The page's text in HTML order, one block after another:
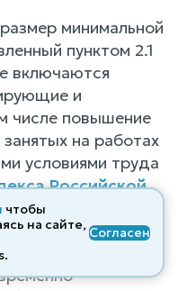
минимальной
пунктом 2.1
включаются
и
числе повышение
на работах
условиями труда
Российской
зон
работы или
чтобы
на сайте, Согласен